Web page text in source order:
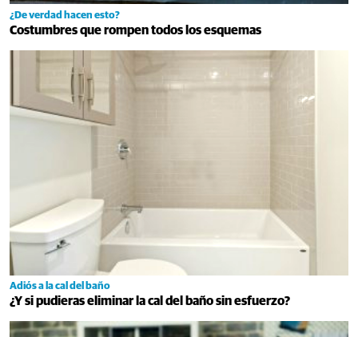
¿De verdad hacen esto?
Costumbres que rompen todos los esquemas
Adiós a la cal del baño
¿Y si pudieras eliminar la cal del baño sin esfuerzo?